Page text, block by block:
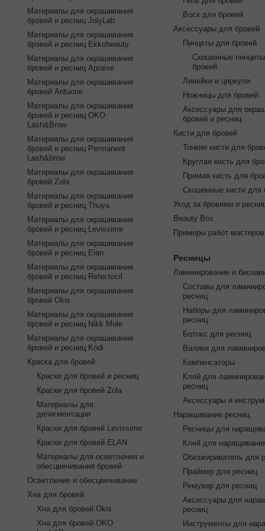
Материалы для окрашивания
бровей и ресниц JolyLab
Материалы для окрашивания
бровей и ресниц Ekkobeauty
Материалы для окрашивания
бровей и ресниц Apraise
Материалы для окрашивания
бровей Antuone
Материалы для окрашивания
бровей и ресниц OKO
Lash&Brow
Материалы для окрашивания
бровей и ресниц Permanent
Lash&brow
Материалы для окрашивания
бровей Zola
Материалы для окрашивания
бровей и ресниц Thuya
Материалы для окрашивания
бровей и ресниц Levissime
Материалы для окрашивания
бровей и ресниц Elan
Материалы для окрашивания
бровей и ресниц Refectocil
Материалы для окрашивания
бровей Okis
Материалы для окрашивания
бровей и ресниц Nikk Mole
Материалы для окрашивания
бровей и ресниц Kodi
Краска для бровей
Краски для бровей и ресниц
Краски для бровей Zola
Материалы для
депигментации
Краски для бровей Levissime
Краски для бровей ELAN
Материалы для осветления и
обесцвечивания бровей
Осветление и обесцвечивание
Хна для бровей
Хна для бровей Okis
Хна для бровей OKO
Воск для бровей
Аксессуары для бровей
Пинцеты для бровей
Скошенные
бровей
Линейки и циркули
Ножницы для бровей
Аксессуары для
бровей и ресниц
Кисти для бровей
Тонкие кисти для
Круглая кисть для
Прямая кисть для
Скошенные кисти для
Уход за бровями и
Beauty Box
Примеры работ мастеров
Ресницы
Ламинирование и
Составы для
ресниц
Наборы для
ресниц
Ботокс для ресниц
Валики для
Компенсаторы
Клей для
ресниц
Аксессуары и
Наращивание ресниц
Ресницы для
Клей для
Обезжириватель для
Праймер для ресниц
Ремувер для ресниц
Аксессуары для
ресниц
Инструменты для